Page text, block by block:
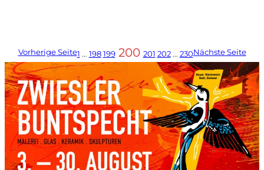
Vorherige Seite1 … 198 199 200 201 202 … 230Nächste Seite